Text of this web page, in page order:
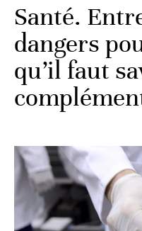
Santé.
dangers
qu’il faut